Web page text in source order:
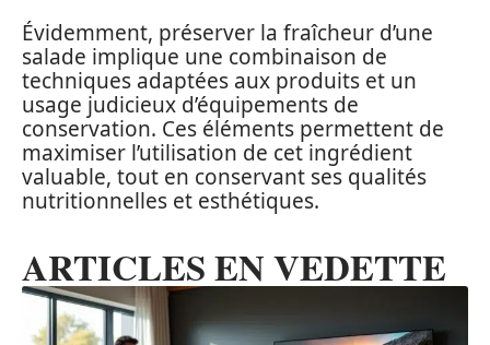
Évidemment, préserver la fraîcheur d’une
salade implique une combinaison de
techniques adaptées aux produits et un
usage judicieux d’équipements de
conservation. Ces éléments permettent de
maximiser l’utilisation de cet ingrédient
valuable, tout en conservant ses qualités
nutritionnelles et esthétiques.
ARTICLES EN VEDETTE